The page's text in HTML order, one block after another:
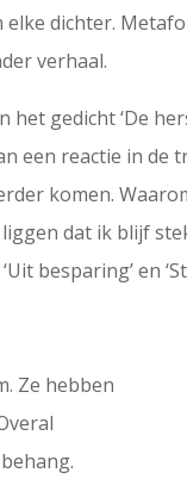
elke dichter.
verhaal.
het gedicht ‘De
een reactie in de
komen.
dat ik blijf
besparing’ en
Ze hebben